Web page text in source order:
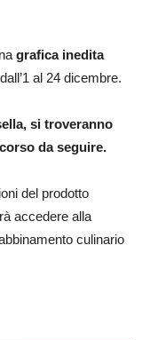
grafica inedita
al 24 dicembre.
si troveranno
da seguire.
del prodotto
accedere alla
culinario